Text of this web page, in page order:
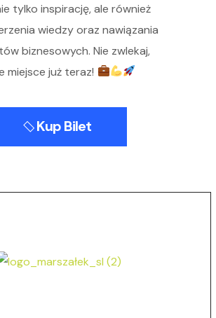
tylko inspirację, ale również
wiedzy oraz nawiązania
biznesowych. Nie zwlekaj,
miejsce już teraz!
Kup Bilet